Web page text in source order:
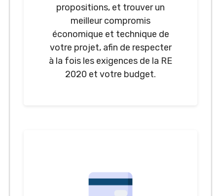
propositions, et trouver un
meilleur compromis
économique et technique de
votre projet, afin de respecter
à la fois les exigences de la RE
2020 et votre budget.